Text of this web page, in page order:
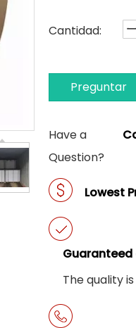
Cantidad:
Preguntar
Have a
Question?
Lowest
The quality